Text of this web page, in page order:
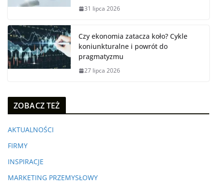
31 lipca 2026
Czy ekonomia zatacza koło? Cykle
koniunkturalne i powrót do
pragmatyzmu
27 lipca 2026
ZOBACZ TEŻ
AKTUALNOŚCI
FIRMY
INSPIRACJE
MARKETING PRZEMYSŁOWY